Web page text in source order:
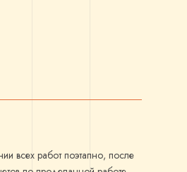
всех работ поэтапно, после